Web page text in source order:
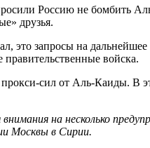
Россию не бомбить
друзья.
это запросы на дальнейшее
войска.
сил от Аль-Каиды. В
на несколько
Москвы в Сирии.